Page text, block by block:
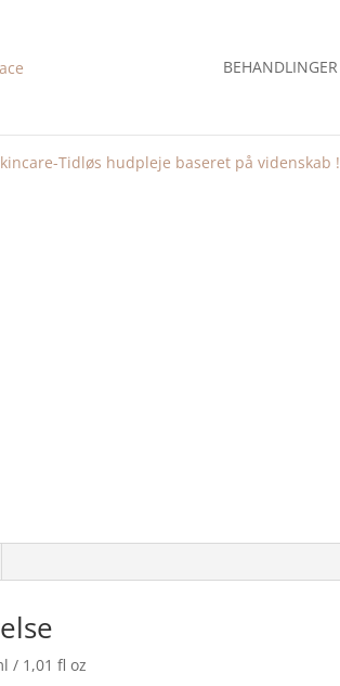
BEHANDLINGER
Tidløs hudpleje baseret på videnskab !
/ 1,01 fl oz